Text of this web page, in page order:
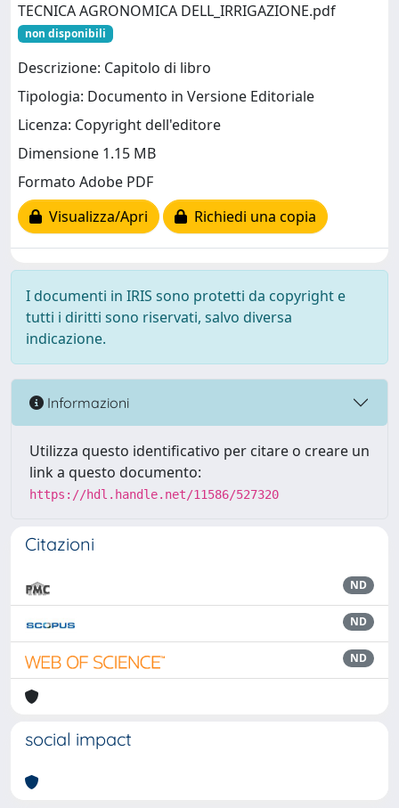
TECNICA AGRONOMICA DELL_IRRIGAZIONE.pdf
non disponibili
Descrizione: Capitolo di libro
Tipologia: Documento in Versione Editoriale
Licenza: Copyright dell'editore
Dimensione 1.15 MB
Formato Adobe PDF
Visualizza/Apri
Richiedi una copia
I documenti in IRIS sono protetti da copyright e
tutti i diritti sono riservati, salvo diversa
indicazione.
Informazioni
Utilizza questo identificativo per citare o creare un
link a questo documento:
https://hdl.handle.net/11586/527320
Citazioni
ND
ND
ND
social impact